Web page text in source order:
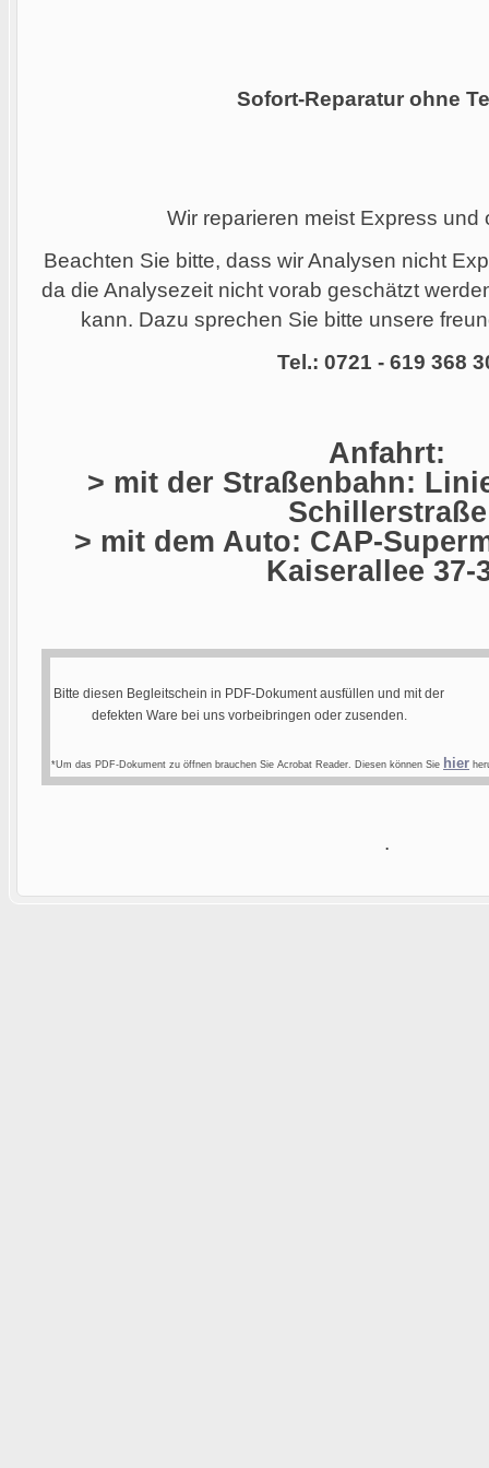
Sofort-Reparatur ohne
Wir reparieren meist Express und
Beachten Sie bitte, dass wir Analysen nicht
da die Analysezeit nicht vorab geschätzt
kann. Dazu sprechen Sie bitte unsere
Tel.: 0721 - 619 368
Anfahrt:
> mit der Straßenbahn:
Schillerstraße
> mit dem Auto: CAP-
Kaiserallee 37-
Bitte diesen Begleitschein in PDF-Dokument ausfüllen und mit der
defekten Ware bei uns vorbeibringen oder zusenden.
*Um das PDF-Dokument zu öffnen brauchen Sie Acrobat Reader. Diesen können Sie hier
.